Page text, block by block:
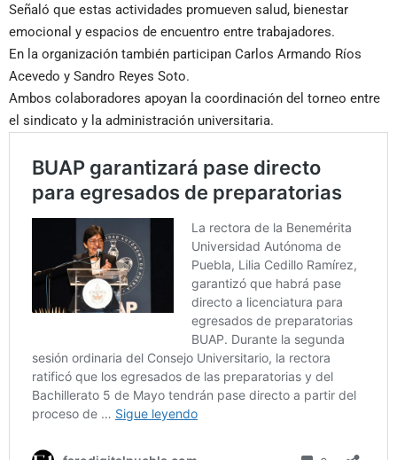
Señaló que estas actividades promueven salud, bienestar
emocional y espacios de encuentro entre trabajadores.
En la organización también participan Carlos Armando Ríos
Acevedo y Sandro Reyes Soto.
Ambos colaboradores apoyan la coordinación del torneo entre
el sindicato y la administración universitaria.